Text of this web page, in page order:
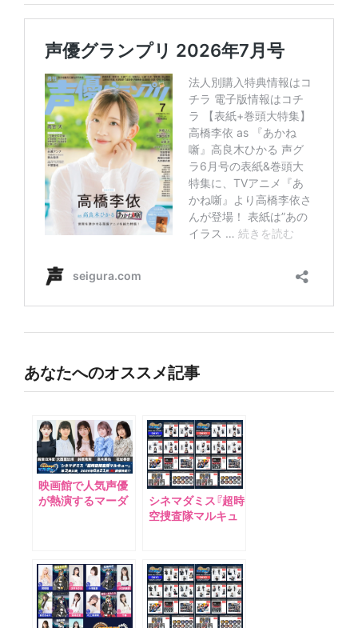
あなたへのオススメ記事
映画館で人気声優
が熱演するマーダ
キュー』第３回公演
が6月21日（日）開
催決定！
シネマダミス『超時
空捜査隊マルキュ
プ公開！